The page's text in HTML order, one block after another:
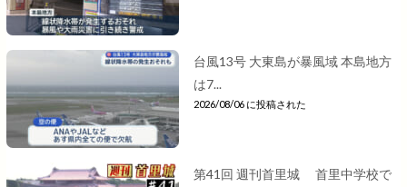
台風13号 大東島が暴風域 本島地方
は7...
2026/08/06 に投稿された
第41回 週刊首里城 首里中学校で